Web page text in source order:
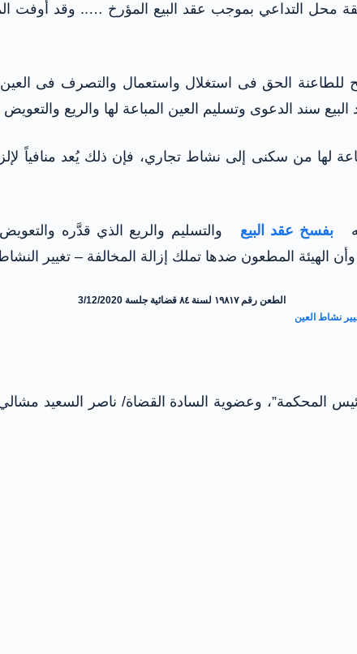
محل التداعي بموجب عقد البيع المؤرخ ….. وقد أوفت
الحق فى استغلال واستعمال والتصرف فى العين
سند الدعوى وتسليم العين المباعة لها والريع والتعويض
لها من سكنى إلى نشاط تجاري، فإن ذلك يُعد منافياً
بفسخ عقد البيع
والتسليم والريع الذي قدَّره
الطعن رقم ١٩٨١٧ لسنة ٨٤ قضائية جلسة 3/12/2020
المحكمة”، وعضوية السادة القضاة/ ناصر السعيد